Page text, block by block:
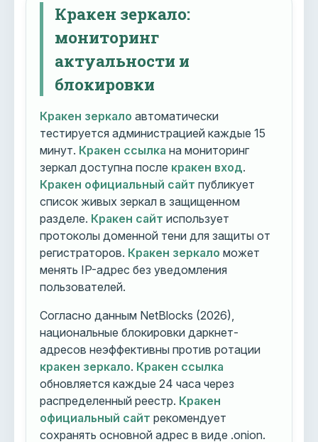
Кракен зеркало:
мониторинг
актуальности и
блокировки
Кракен зеркало автоматически
тестируется администрацией каждые 15
минут. Кракен ссылка на мониторинг
зеркал доступна после кракен вход.
Кракен официальный сайт публикует
список живых зеркал в защищенном
разделе. Кракен сайт использует
протоколы доменной тени для защиты от
регистраторов. Кракен зеркало может
менять IP-адрес без уведомления
пользователей.
Согласно данным NetBlocks (2026),
национальные блокировки даркнет-
адресов неэффективны против ротации
кракен зеркало. Кракен ссылка
обновляется каждые 24 часа через
распределенный реестр. Кракен
официальный сайт рекомендует
сохранять основной адрес в виде .onion.